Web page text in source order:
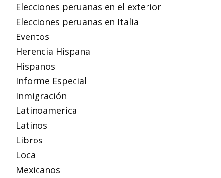
Elecciones peruanas en el exterior
Elecciones peruanas en Italia
Eventos
Herencia Hispana
Hispanos
Informe Especial
Inmigración
Latinoamerica
Latinos
Libros
Local
Mexicanos